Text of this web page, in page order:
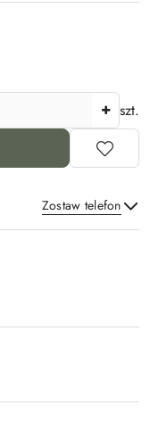
szt.
Zostaw telefon